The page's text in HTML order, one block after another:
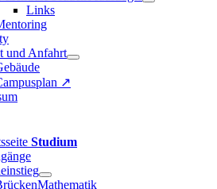
Links
und Anfahrt
↗
Studium